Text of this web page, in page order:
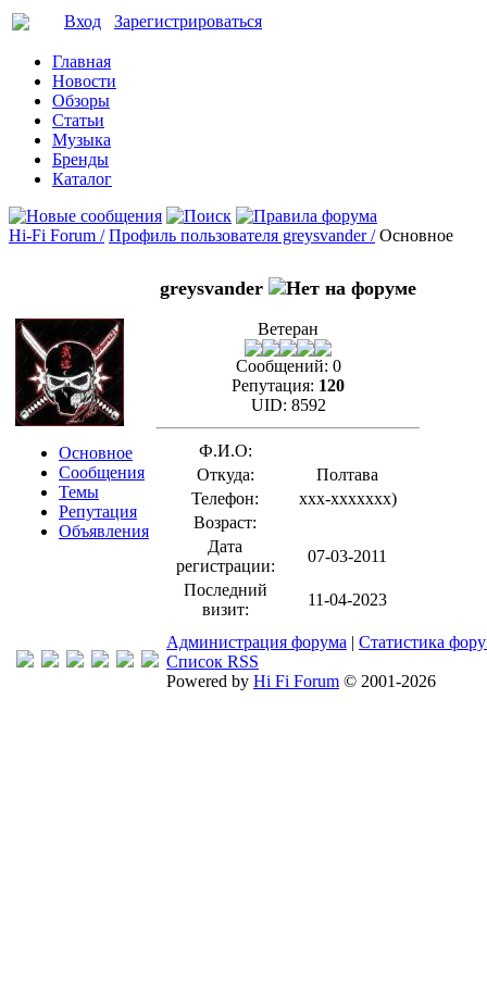
Вход Зарегистрироваться
Главная
Новости
Обзоры
Статьи
Музыка
Бренды
Каталог
Hi-Fi Forum / Профиль пользователя greysvander / Основное
Основное
Сообщения
Темы
Репутация
Объявления
greysvander
Ветеран
Сообщений: 0
Репутация: 120
UID: 8592
Ф.И.О:
Откуда:
Полтава
Телефон:
xxx-xxxxxxx)
Возраст:
Дата
регистрации:
07-03-2011
Последний
визит:
11-04-2023
Администрация форума | Статистика
Список RSS
Powered by Hi Fi Forum © 2001-2026